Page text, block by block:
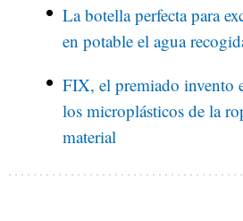
La botella perfecta para
en potable el agua
FIX, el premiado invento
los microplásticos de la
material